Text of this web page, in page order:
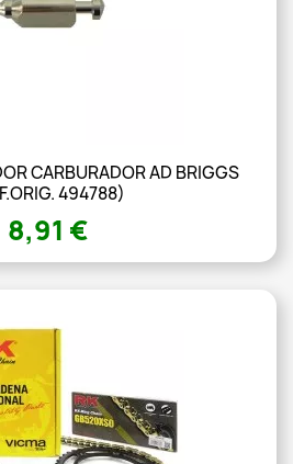
CARBURADOR AD BRIGGS
494788)
8,91 €